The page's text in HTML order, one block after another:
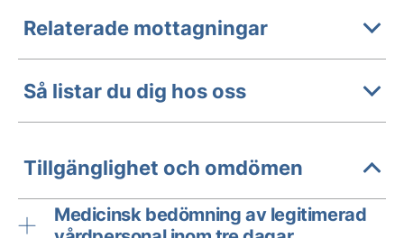
Relaterade mottagningar
Så listar du dig hos oss
Tillgänglighet och omdömen
Medicinsk bedömning av legitimerad